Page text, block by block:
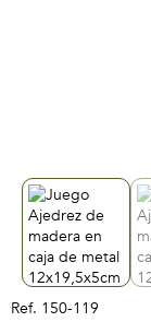
Ref. 150-119